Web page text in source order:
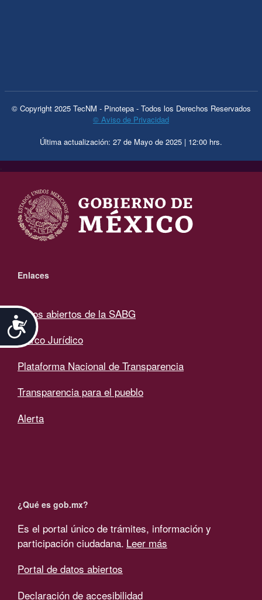
Accesibilidad
© Copyright 2025 TecNM - Pinotepa - Todos los Derechos Reservados
© Aviso de Privacidad
Última actualización: 27 de Mayo de 2025 | 12:00 hrs.
Enlaces
Datos abiertos de la SABG
Marco Jurídico
Plataforma Nacional de Transparencia
Transparencia para el pueblo
Alerta
¿Qué es gob.mx?
Es el portal único de trámites, información y
participación ciudadana. Leer más
Portal de datos abiertos
Declaración de accesibilidad